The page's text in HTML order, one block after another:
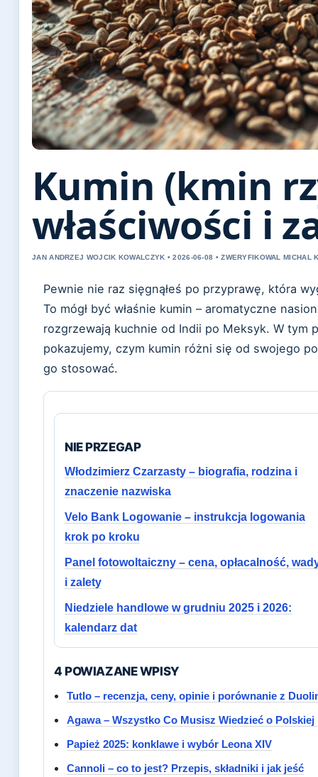
Kumin (kmin
właściwości i
JAN ANDRZEJ WOJCIK KOWALCZYK • 2026-06-08 • ZWERYFIKOWAL MICHAL
Pewnie nie raz sięgnąłeś po przyprawę, która
To mógł być właśnie kumin – aromatyczne
rozgrzewają kuchnie od Indii po Meksyk. W
pokazujemy, czym kumin różni się od swojego
go stosować.
NIE PRZEGAP
Włodzimierz Czarzasty – biografia, rodzina i
znaczenie nazwiska
Velo Bank Logowanie – instrukcja logowania
krok po kroku
Panel fotowoltaiczny – cena, opłacalność,
i zalety
Niedziele handlowe w grudniu 2025 i 2026:
kalendarz dat
4 POWIAZANE WPISY
Tutlo – recenzja, ceny, opinie i porównanie z
Agawa – Wszystko Co Musisz Wiedzieć o
Papież 2025: konklawe i wybór Leona XIV
Cannoli – co to jest? Przepis, składniki i jak jeść